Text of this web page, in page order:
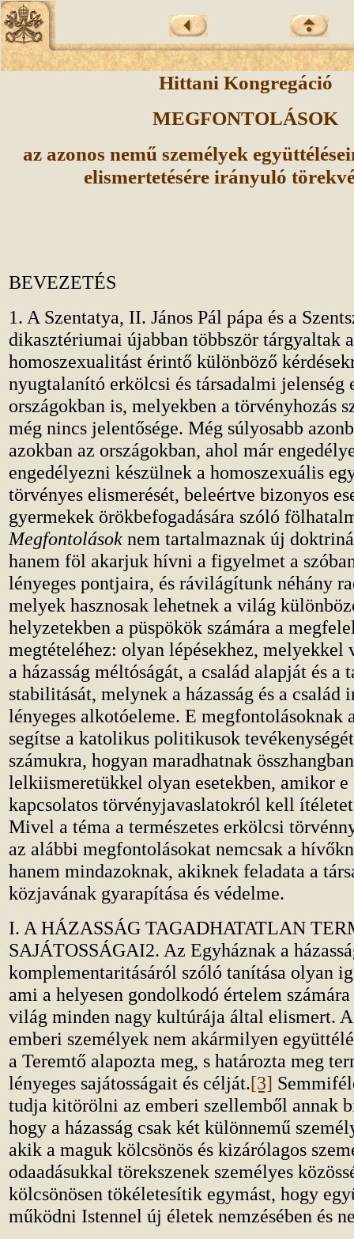
Hittani Kongregáció
MEGFONTOLÁSOK
az azonos nemű személyek
elismertetésére irányuló
BEVEZETÉS
1. A Szentatya, II. János Pál pápa és a
dikasztériumai újabban többször tárgyaltak a
homoszexualitást érintő különböző
nyugtalanító erkölcsi és társadalmi jelenség
országokban is, melyekben a törvényhozás
még nincs jelentősége. Még súlyosabb
azokban az országokban, ahol már
engedélyezni készülnek a homoszexuális
törvényes elismerését, beleértve bizonyos
gyermekek örökbefogadására szóló
Megfontolások nem tartalmaznak új
hanem föl akarjuk hívni a figyelmet a
lényeges pontjaira, és rávilágítunk néhány
melyek hasznosak lehetnek a világ
helyzetekben a püspökök számára a
megtételéhez: olyan lépésekhez, melyekkel
a házasság méltóságát, a család alapját és a
stabilitását, melynek a házasság és a család
lényeges alkotóeleme. E megfontolásoknak
segítse a katolikus politikusok
számukra, hogyan maradhatnak
lelkiismeretükkel olyan esetekben, amikor e
kapcsolatos törvényjavaslatokról kell
Mivel a téma a természetes erkölcsi
az alábbi megfontolásokat nemcsak a
hanem mindazoknak, akiknek feladata a
közjavának gyarapítása és védelme.
I. A HÁZASSÁG TAGADHATATLAN
SAJÁTOSSÁGAI2. Az Egyháznak a
komplementaritásáról szóló tanítása olyan
ami a helyesen gondolkodó értelem
világ minden nagy kultúrája által elismert. A
emberi személyek nem akármilyen
a Teremtő alapozta meg, s határozta meg
lényeges sajátosságait és célját.[3]
tudja kitörölni az emberi szellemből annak
hogy a házasság csak két különnemű
akik a maguk kölcsönös és kizárólagos
odaadásukkal törekszenek személyes
kölcsönösen tökéletesítik egymást, hogy
működni Istennel új életek nemzésében és